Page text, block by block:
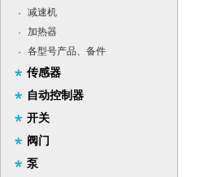
·
减速机
·
加热器
·
各型号产品、备件
传感器
自动控制器
开关
阀门
泵